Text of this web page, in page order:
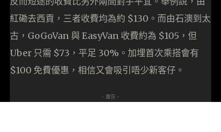
紅磡去西貢，三者收費均為約 $130。而由石澳到太
古，GoGoVan 與 EasyVan 收費約為 $105，但
Uber 只需 $73，平足 30%。加埋首次乘搭會有
$100 免費優惠，相信又會吸引唔少新客仔。
- 廣告 -